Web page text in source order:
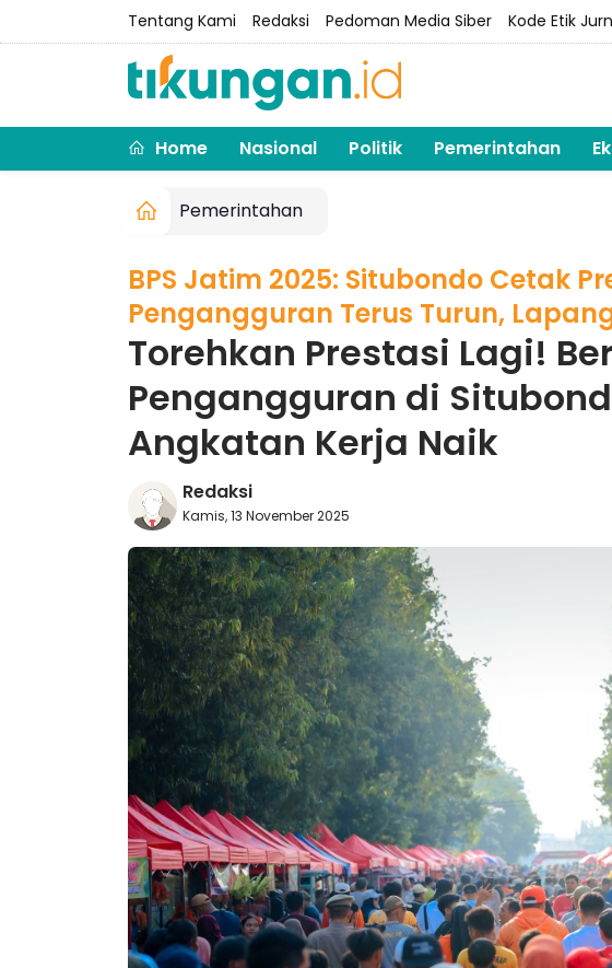
Tentang Kami Redaksi Pedoman Media Siber Kode Etik
Home Nasional Politik Pemerintahan
Pemerintahan
BPS Jatim 2025: Situbondo Cetak
Pengangguran Terus Turun,
Torehkan Prestasi Lagi!
Pengangguran di
Angkatan Kerja Naik
Redaksi
Kamis, 13 November 2025